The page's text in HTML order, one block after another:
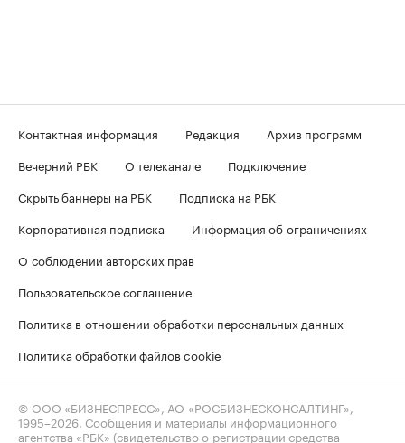
Контактная информация Редакция
Архив программ
Вечерний РБК
О телеканале
Подключение
Скрыть баннеры на РБК
Подписка на РБК
Корпоративная подписка
Информация об ограничениях
О соблюдении авторских прав
Пользовательское соглашение
Политика в отношении обработки персональных данных
Политика обработки файлов cookie
© ООО «БИЗНЕСПРЕСС», АО «РОСБИЗНЕСКОНСАЛТИНГ»,
1995–2026 . Сообщения и материалы информационного
агентства «РБК» (свидетельство о регистрации средства